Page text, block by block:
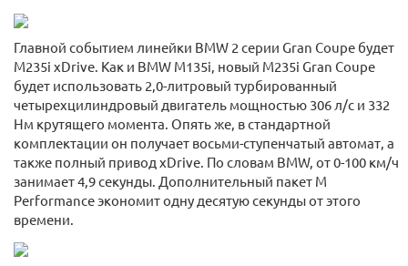
Главной событием линейки BMW 2 серии Gran Coupe будет
M235i xDrive. Как и BMW M135i, новый M235i Gran Coupe
будет использовать 2,0-литровый турбированный
четырехцилиндровый двигатель мощностью 306 л/с и 332
Нм крутящего момента. Опять же, в стандартной
комплектации он получает восьми-ступенчатый автомат, а
также полный привод xDrive. По словам BMW, от 0-100 км/ч
занимает 4,9 секунды. Дополнительный пакет M
Performance экономит одну десятую секунды от этого
времени.